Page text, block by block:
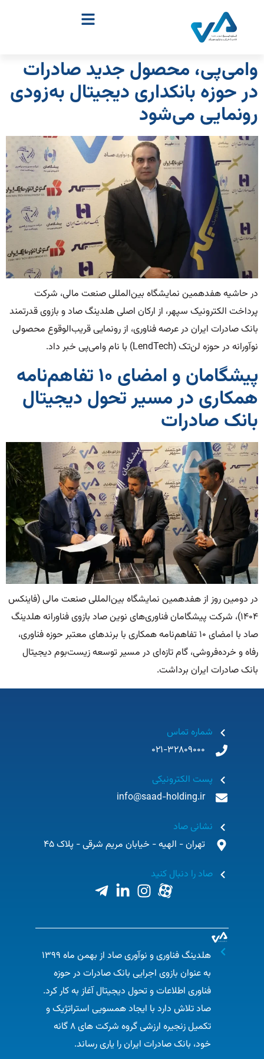
وامی‌پی، محصول جدید صادرات
در حوزه بانکداری دیجیتال به‌زودی
رونمایی می‌شود
در حاشیه هفدهمین نمایشگاه بین‌المللی صنعت مالی، شرکت
پرداخت الکترونیک سپهر، از ارکان اصلی هلدینگ صاد و بازوی قدرتمند
بانک صادرات ایران در عرصه فناوری، از رونمایی قریب‌الوقوع محصولی
نوآورانه در حوزه لن‌تک (LendTech) با نام وامی‌پی خبر داد.
پیشگامان و امضای ۱۰ تفاهم‌نامه
همکاری در مسیر تحول دیجیتال
بانک صادرات
در دومین روز از هفدهمین نمایشگاه بین‌المللی صنعت مالی (فاینکس
۱۴۰۴)، شرکت پیشگامان فناوری‌های نوین صاد بازوی فناورانه هلدینگ
صاد با امضای ۱۰ تفاهم‌نامه همکاری با برندهای معتبر حوزه فناوری،
رفاه و خرده‌فروشی، گام تازه‌ای در مسیر توسعه زیست‌بوم دیجیتال
بانک صادرات ایران برداشت.
شماره تماس
021-32809000
پست الکترونیکی
info@saad-holding.ir
نشانی صاد
تهران - الهیه - خیابان مریم شرقی - پلاک 45
صاد را دنبال کنید
هلدینگ فناوری و نوآوری صاد از بهمن ماه ۱۳۹۹
به عنوان بازوی اجرایی بانک صادرات در حوزه
فناوری اطلاعات و تحول دیجیتال آغاز به کار کرد.
صاد تلاش دارد با ایجاد همسویی استراتژیک و
تکمیل زنجیره ارزشی گروه شرکت های ۸ گانه
خود، بانک صادرات ایران را یاری رساند.​